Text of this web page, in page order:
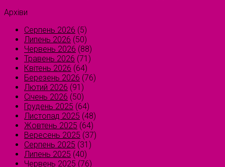
Архіви
Серпень 2026 (5)
Липень 2026 (50)
Червень 2026 (88)
Травень 2026 (71)
Квітень 2026 (64)
Березень 2026 (76)
Лютий 2026 (91)
Січень 2026 (50)
Грудень 2025 (64)
Листопад 2025 (48)
Жовтень 2025 (64)
Вересень 2025 (37)
Серпень 2025 (31)
Липень 2025 (40)
Червень 2025 (76)